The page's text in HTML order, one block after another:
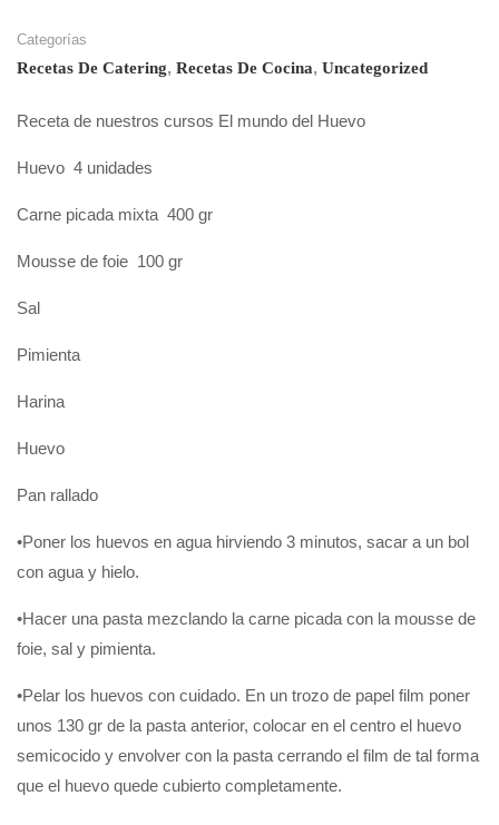
Categorías
Recetas De Catering, Recetas De Cocina, Uncategorized
Receta de nuestros cursos El mundo del Huevo
Huevo 4 unidades
Carne picada mixta 400 gr
Mousse de foie 100 gr
Sal
Pimienta
Harina
Huevo
Pan rallado
•Poner los huevos en agua hirviendo 3 minutos, sacar a un bol
con agua y hielo.
•Hacer una pasta mezclando la carne picada con la mousse de
foie, sal y pimienta.
•Pelar los huevos con cuidado. En un trozo de papel film poner
unos 130 gr de la pasta anterior, colocar en el centro el huevo
semicocido y envolver con la pasta cerrando el film de tal forma
que el huevo quede cubierto completamente.